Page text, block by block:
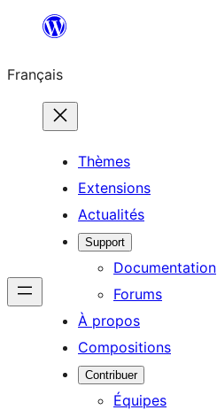
contenu
Français
Thèmes
Extensions
Actualités
Support
Documentation
Forums
À propos
Compositions
Contribuer
Équipes